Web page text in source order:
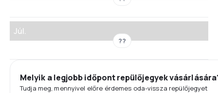
Júl.
??
Melyik a legjobb időpont repülőjegyek
Tudja meg, mennyivel előre érdemes oda-vissza repülőjegyet